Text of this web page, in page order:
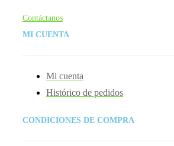
Contáctanos
MI CUENTA
Mi cuenta
Histórico de pedidos
CONDICIONES DE COMPRA